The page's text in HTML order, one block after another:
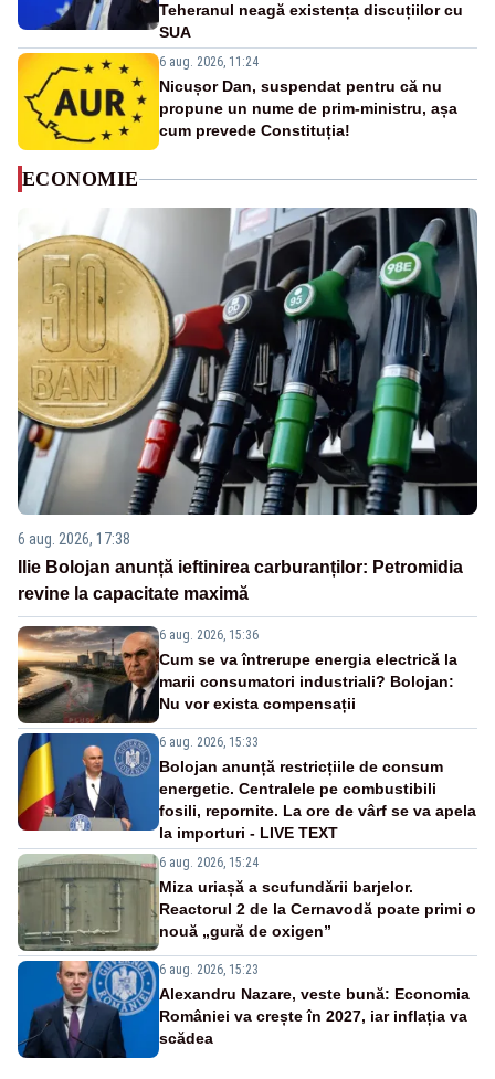
Teheranul neagă existența discuțiilor cu
SUA
6 aug. 2026, 11:24
Nicușor Dan, suspendat pentru că nu
propune un nume de prim-ministru, așa
cum prevede Constituția!
ECONOMIE
6 aug. 2026, 17:38
Ilie Bolojan anunță ieftinirea carburanților: Petromidia
revine la capacitate maximă
6 aug. 2026, 15:36
Cum se va întrerupe energia electrică la
marii consumatori industriali? Bolojan:
Nu vor exista compensații
6 aug. 2026, 15:33
Bolojan anunță restricțiile de consum
energetic. Centralele pe combustibili
fosili, repornite. La ore de vârf se va apela
la importuri - LIVE TEXT
6 aug. 2026, 15:24
Miza uriașă a scufundării barjelor.
Reactorul 2 de la Cernavodă poate primi o
nouă „gură de oxigen”
6 aug. 2026, 15:23
Alexandru Nazare, veste bună: Economia
României va crește în 2027, iar inflația va
scădea